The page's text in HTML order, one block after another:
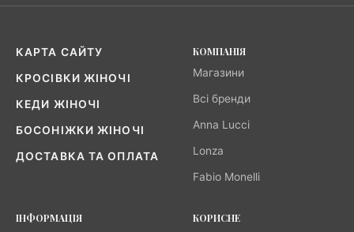
КАРТА САЙТУ
КРОСІВКИ ЖІНОЧІ
КЕДИ ЖІНОЧІ
БОСОНІЖКИ ЖІНОЧІ
ДОСТАВКА ТА ОПЛАТА
КОМПАНІЯ
Магазини
Всі бренди
Anna Lucci
Lonza
Fabio Monelli
ІНФОРМАЦІЯ
КОРИСНЕ